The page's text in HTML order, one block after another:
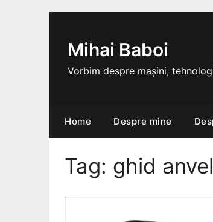
Mihai Baboi
Vorbim despre mașini,
Home Despre mine
Tag: ghid